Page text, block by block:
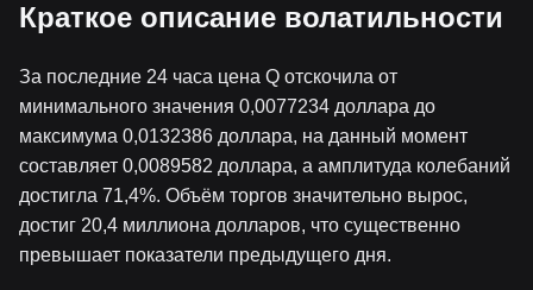
Краткое описание волатильности
За последние 24 часа цена Q отскочила от
минимального значения 0,0077234 доллара до
максимума 0,0132386 доллара, на данный момент
составляет 0,0089582 доллара, а амплитуда колебаний
достигла 71,4%. Объём торгов значительно вырос,
достиг 20,4 миллиона долларов, что существенно
превышает показатели предыдущего дня.